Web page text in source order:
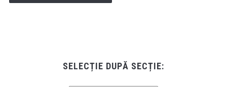
SELECȚIE DUPĂ SECȚIE: